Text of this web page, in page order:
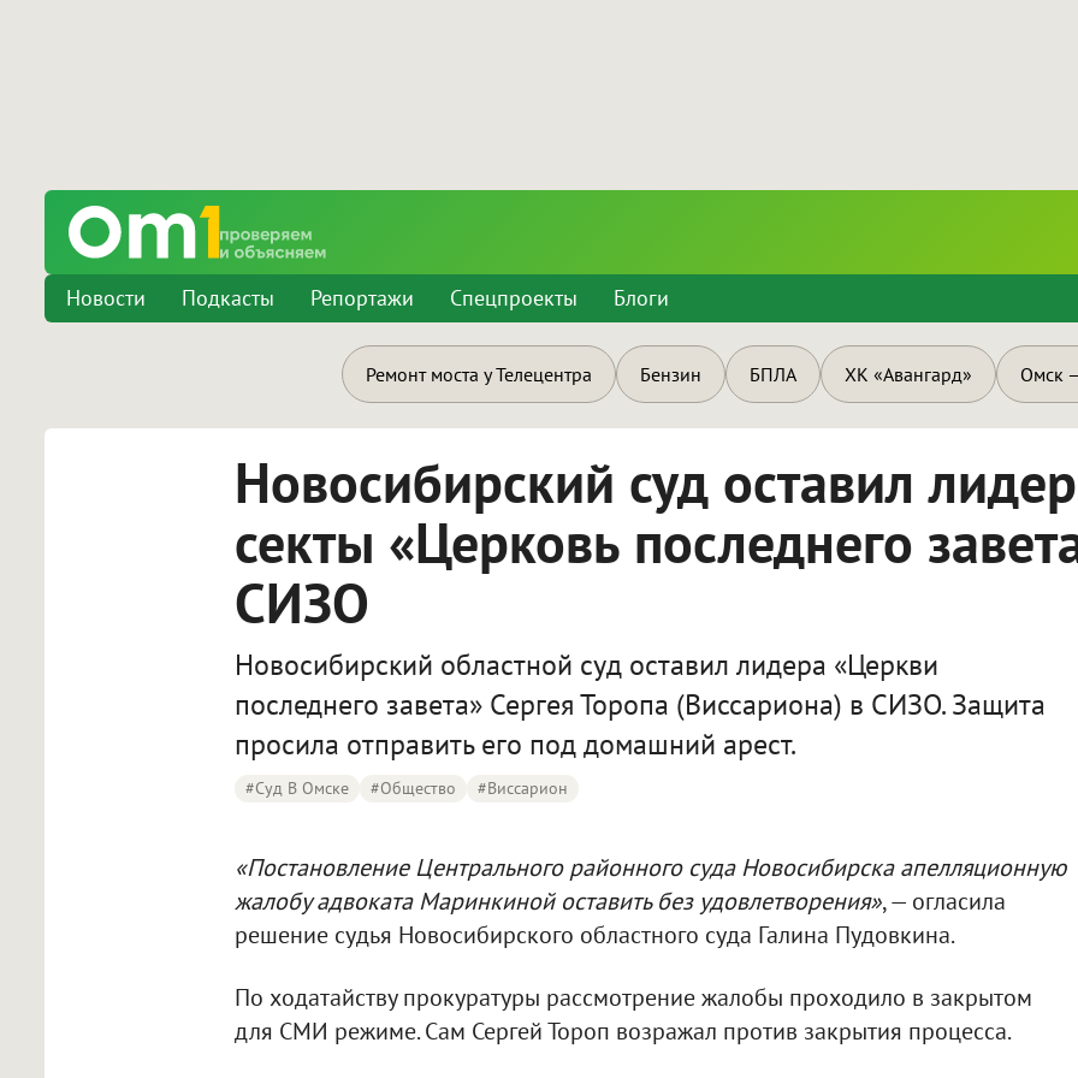
Новости Подкасты Репортажи Спецпроекты Блоги
Ремонт моста у Телецентра Бензин БПЛА ХК «Авангард» Омск
Новосибирский суд оставил
секты «Церковь последнего
СИЗО
Новосибирский областной суд оставил лидера «Церкви
последнего завета» Сергея Торопа (Виссариона) в СИЗО. Защита
просила отправить его под домашний арест.
#Суд В Омске #Общество #Виссарион
«Постановление Центрального районного суда Новосибирска апелляционную
жалобу адвоката Маринкиной оставить без удовлетворения», — огласила
решение судья Новосибирского областного суда Галина Пудовкина.
По ходатайству прокуратуры рассмотрение жалобы проходило в закрытом
для СМИ режиме. Сам Сергей Тороп возражал против закрытия процесса.